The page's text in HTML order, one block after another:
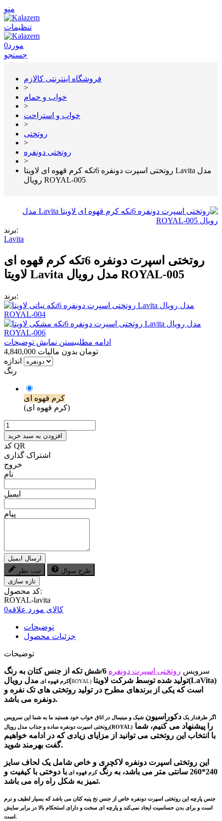
منو
تنظیمات
0مورد
جستجو
فروشگاه اینترنتی کالازم
>
خواب و حمام
>
خواب و استراحت
>
روتختی
>
روتختی دونفره
>
روتختی اسپرت دونفره 6تکه کرم قهوه ای لاویتا Lavita مدل
رویال ROYAL-005
برند:
Lavita
روتختی اسپرت دونفره 6تکه کرم قهوه ای
لاویتا Lavita مدل رویال ROYAL-005
برند:
ادامه مطلببستن نمایش توضیحات
4,840,000 تومان بدون مالیات
اندازه
رنگ
کرم قهوه ای
(کرم قهوه ای)
افزودن به سبد خرید
کد QR
اشتراک گذاری
خروج
نام
ایمیل
پیام
ارسال ایمیل
ثبت نظر
طرح سوال
کد محصول:
ROYAL-lavita
کالای مورد علاقه0
توضیحات
جزئیات محصول
توضیحات
سرویس روتختی اسپرت دونفره
کرم قهوه ایمدل رویال(ROYAL) تولید شده توسط شرکت لاویتا(LaVita)
است که یکی از برندهای مطرح در تولید روتختی های تک نفره و
دونفره می باشد.
اگر طرفدار یک دکوراسیون شیک و مینیمال در اتاق خواب خود هستید ما به شما این سرویس
روتختی اسپرت دونفره ساده و جذاب مدلرویال(ROYAL)
با انتخاب این روتختی می توانید از مزایای زیادی که در ادامه خواهیم
گفت بهرمند شوید.
این روتختی اسپرت دونفره لاکچری و خاص شامل یک لحاف سایز
240*260 سانتی متر می باشد، به رنگ
کرم قهوه ای با دوختی با کیفیت و
تمیز به شکل راه راه می باشد.
جنس پارچه‌ این روتختی اسپرت دونفره خاص از جنس نخ پنبه کتان می باشد که بسیار لطیف و نرم
است و برای بدن حساسیت ایجاد نمی‌کند و پارچه ای سخت و دارای استحکام بالا در برابر سایش
است.